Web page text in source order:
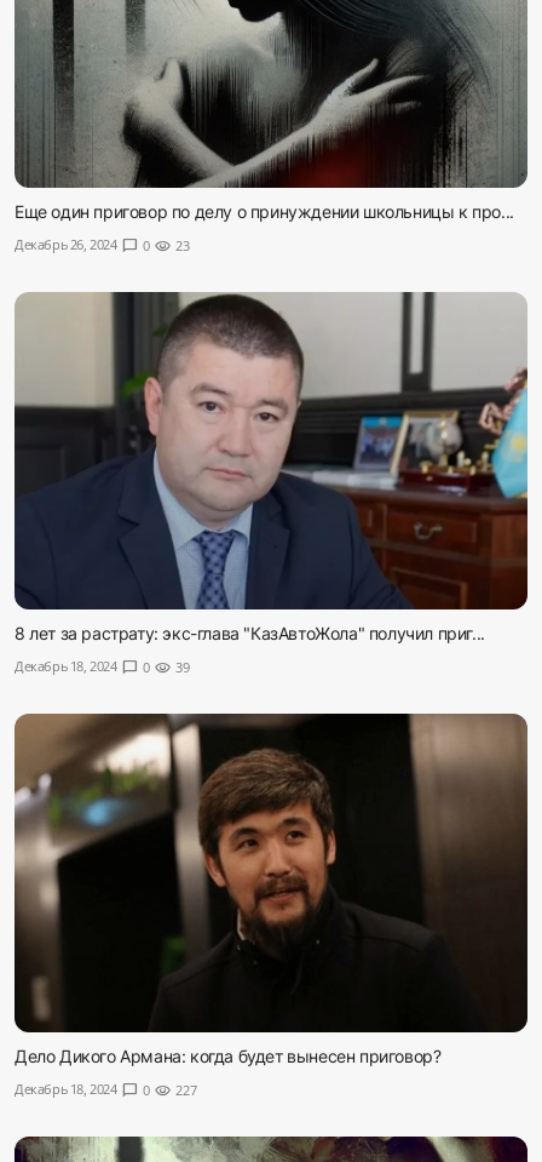
Еще один приговор по делу о принуждении школьницы к про...
Декабрь 26, 2024 chat_bubble 0 visibility 23
8 лет за растрату: экс-глава "КазАвтоЖола" получил приг...
Декабрь 18, 2024 chat_bubble 0 visibility 39
Дело Дикого Армана: когда будет вынесен приговор?
Декабрь 18, 2024 chat_bubble 0 visibility 227